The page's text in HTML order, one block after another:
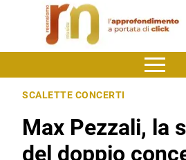
SCALETTE CONCERTI
Max Pezzali, la
del doppio